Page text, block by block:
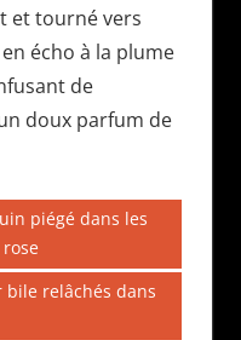
et tourné vers
écho à la plume
de
doux parfum de
piégé dans les
bile relâchés dans